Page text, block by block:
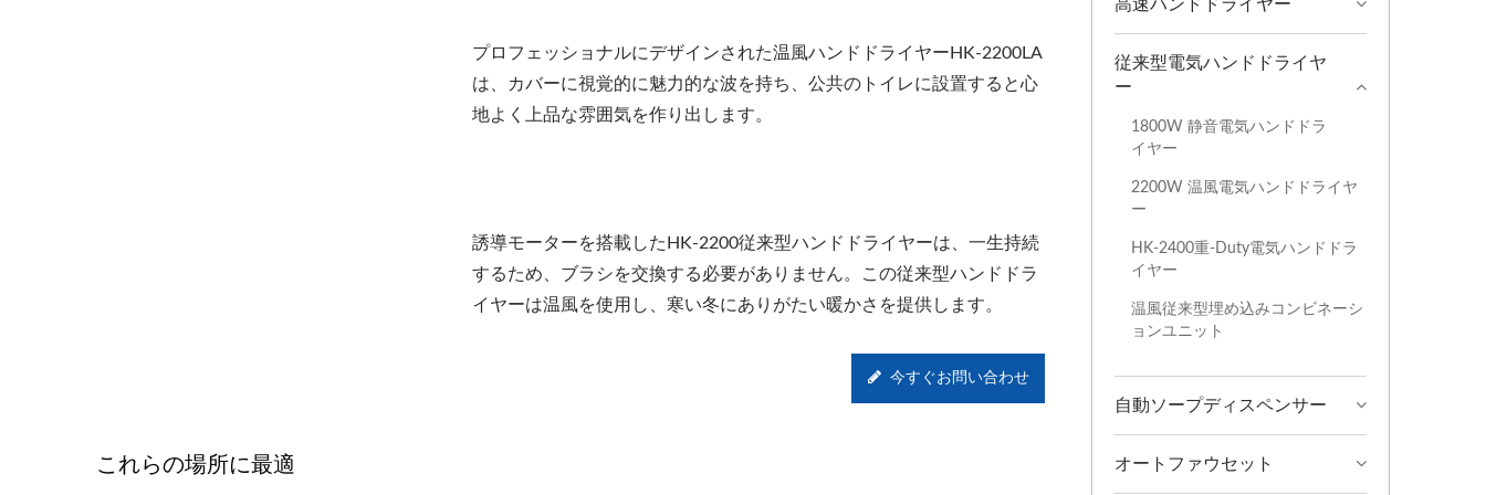
プロフェッショナルにデザインされた温風ハンドドライヤーHK-2200LA
は、カバーに視覚的に魅力的な波を持ち、公共のトイレに設置すると心
地よく上品な雰囲気を作り出します。
誘導モーターを搭載したHK-2200従来型ハンドドライヤーは、一生持続
するため、ブラシを交換する必要がありません。この従来型ハンドドラ
イヤーは温風を使用し、寒い冬にありがたい暖かさを提供します。
今すぐお問い合わせ
これらの場所に最適
高速ハンドドライヤー
従来型電気ハンドドライヤ
ー
1800W 静音電気ハンドドラ
イヤー
2200W 温風電気ハンドドライヤ
ー
HK-2400重-Duty電気ハンドドラ
イヤー
温風従来型埋め込みコンビネーシ
ョンユニット
自動ソープディスペンサー
オートファウセット